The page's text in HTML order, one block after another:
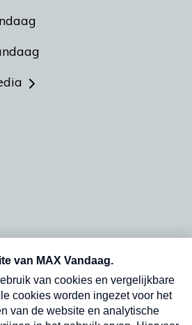
en dinsdagochtend in
Verzend